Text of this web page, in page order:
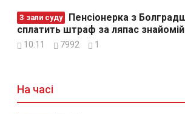
З зали суду
сплатить штраф за ляпас знайомій
10:11 7992 1
На часі